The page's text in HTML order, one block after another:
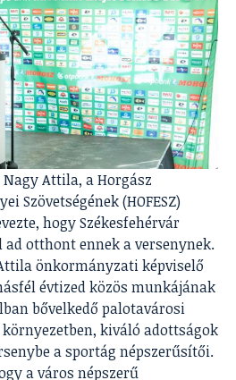
Attila, a Horgász
Szövetségének (HOFESZ)
hogy Székesfehérvár
otthont ennek a versenynek.
önkormányzati képviselő
évtized közös munkájának
bővelkedő palotavárosi
kiváló adottságok
a sportág népszerűsítői.
a város népszerű